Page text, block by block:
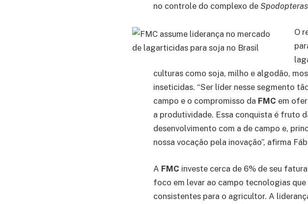
no controle do complexo de Spodopteras
O
culturas como soja, milho e algodão,
inseticidas. “Ser líder nesse segmento
campo e o compromisso da FMC em
a produtividade. Essa conquista é fruto
desenvolvimento com a de campo e,
nossa vocação pela inovação”, afirma
A FMC investe cerca de 6% de seu
foco em levar ao campo tecnologias
consistentes para o agricultor. A